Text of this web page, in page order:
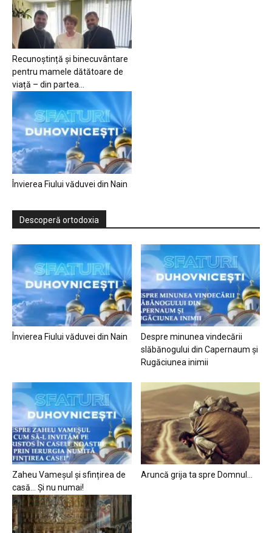
Recunoștință și binecuvântare
pentru mamele dătătoare de
viață – din partea...
Învierea Fiului văduvei din Nain
Descoperă ortodoxia
Învierea Fiului văduvei din Nain
Despre minunea vindecării
slăbănogului din Capernaum și
Rugăciunea inimii
Zaheu Vameșul și sfințirea de
casă… Și nu numai!
Aruncă grija ta spre Domnul…